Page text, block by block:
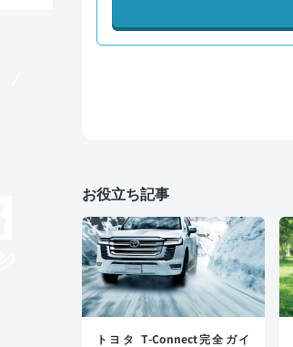
お役立ち記事
トヨタ T-Connect完全ガイ